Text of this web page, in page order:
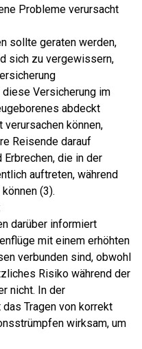
Probleme verursacht
sollte geraten werden,
sich zu vergewissern,
Versicherung im
abdeckt
können,
Reisende darauf
die in der
auftreten, während
(3).
darüber informiert
mit einem erhöhten
verbunden sind, obwohl
Risiko während der
nicht. In der
Tragen von korrekt
wirksam, um